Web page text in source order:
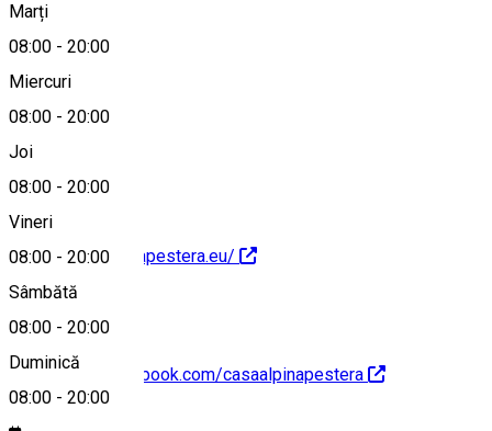
Marți
08:00 - 20:00
Miercuri
08:00 - 20:00
Joi
08:00 - 20:00
Vineri
08:00 - 20:00
Sâmbătă
08:00 - 20:00
Duminică
08:00 - 20:00
Hartă
https://casaalpinapestera.eu/
https://www.facebook.com/casaalpinapestera